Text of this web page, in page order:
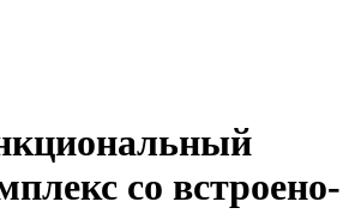
со встроено-